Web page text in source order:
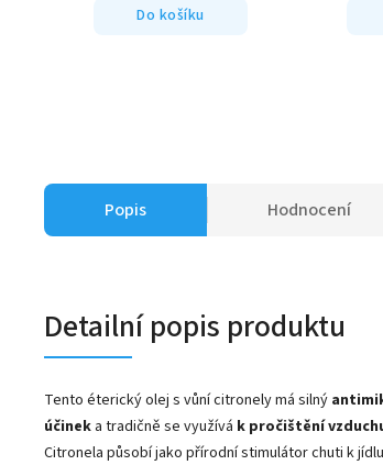
Do košíku
Popis Hodnocení
Detailní popis produktu
Tento éterický olej s vůní citronely má silný
účinek a tradičně se využívá k pročištění
Citronela působí jako přírodní stimulátor chuti k